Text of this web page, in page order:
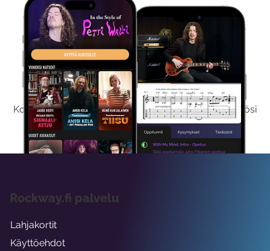
Kokeile Ilmaiseksi
Kokeilemalla ilmaiseksi saat koko sisältömme käyttöösi
viikon ajaksi.
Rockway.fi palvelu
Lahjakortit
Käyttöehdot